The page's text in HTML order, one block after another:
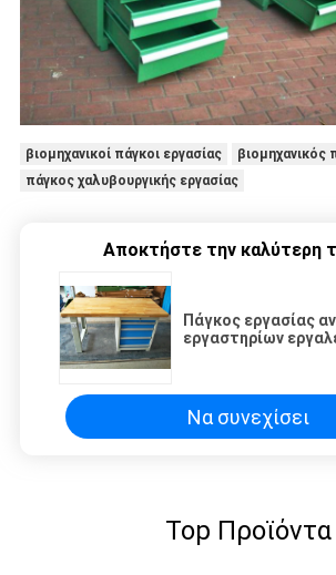
βιομηχανικοί πάγκοι εργασίας
βιομηχανικός
πάγκος χαλυβουργικής εργασίας
Αποκτήστε την καλύτερη
Πάγκος εργασίας
εργαστηρίων
Να συνεχίσει
Top Προϊόντα